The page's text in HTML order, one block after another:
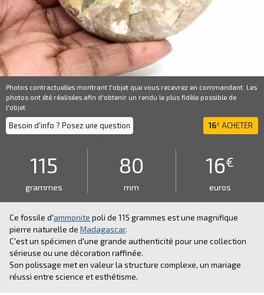
Photos contractuelles montrant l'objet que vous recevrez en commandant. Les
photos ont été réalisées afin d'obtenir un rendu le plus fidèle possible de
l'objet.
Besoin d'info ? Posez une question 16€ ACHETER
115
grammes
80
mm
16€
euros
Ce fossile d'ammonite poli de 115 grammes est une magnifique
pierre naturelle de Madagascar.
C'est un spécimen d'une grande authenticité pour une collection
sérieuse ou une décoration raffinée.
Son polissage met en valeur la structure complexe, un mariage
réussi entre science et esthétisme.